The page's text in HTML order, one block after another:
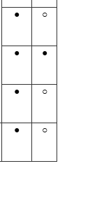
● ○
● ●
● ○
● ○